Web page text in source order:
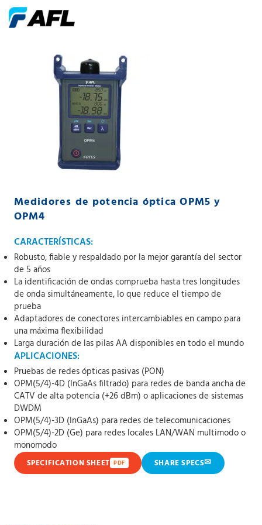
Medidores de potencia óptica OPM5 y
OPM4
CARACTERÍSTICAS:
Robusto, fiable y respaldado por la mejor garantía del sector
de 5 años
La identificación de ondas comprueba hasta tres longitudes
de onda simultáneamente, lo que reduce el tiempo de
prueba
Adaptadores de conectores intercambiables en campo para
una máxima flexibilidad
Larga duración de las pilas AA disponibles en todo el mundo
APLICACIONES:
Pruebas de redes ópticas pasivas (PON)
OPM(5/4)-4D (InGaAs filtrado) para redes de banda ancha de
CATV de alta potencia (+26 dBm) o aplicaciones de sistemas
DWDM
OPM(5/4)-3D (InGaAs) para redes de telecomunicaciones
OPM(5/4)-2D (Ge) para redes locales LAN/WAN multimodo o
monomodo
SPECIFICATION SHEET PDF SHARE SPECS✉